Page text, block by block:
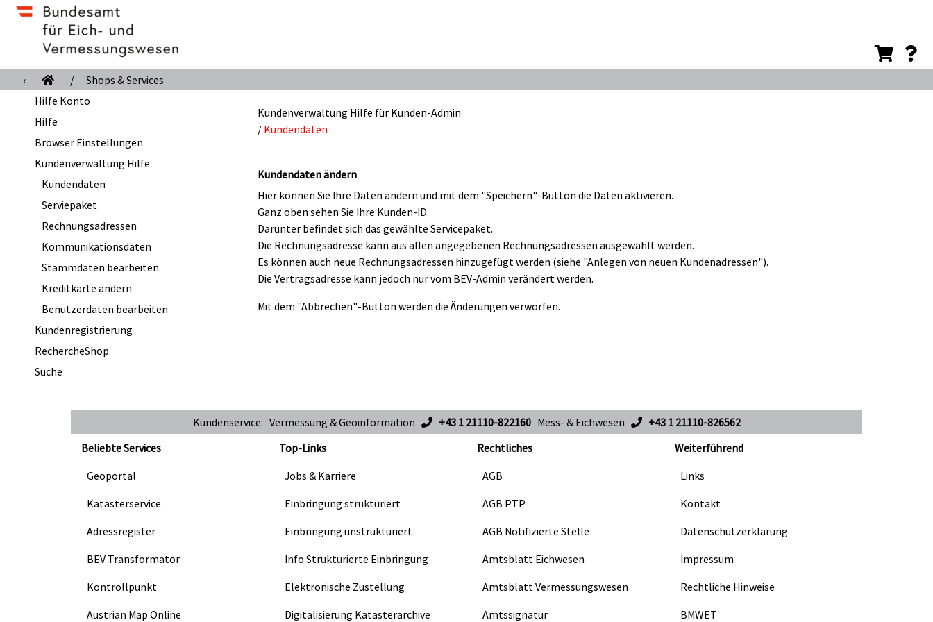
‹ /
Shops & Services
Hilfe Konto
Hilfe
Browser Einstellungen
Kundenverwaltung Hilfe
Kundendaten
Serviepaket
Rechnungsadressen
Kommunikationsdaten
Stammdaten bearbeiten
Kreditkarte ändern
Benutzerdaten bearbeiten
Kundenregistrierung
RechercheShop
Suche
Kundenverwaltung Hilfe für Kunden-Admin
/ Kundendaten
Kundendaten ändern
Hier können Sie Ihre Daten ändern und mit dem "Speichern"-Button die Daten aktivieren.
Ganz oben sehen Sie Ihre Kunden-ID.
Darunter befindet sich das gewählte Servicepaket.
Die Rechnungsadresse kann aus allen angegebenen Rechnungsadressen ausgewählt werden.
Es können auch neue Rechnungsadressen hinzugefügt werden (siehe "Anlegen von neuen Kundenadressen").
Die Vertragsadresse kann jedoch nur vom BEV-Admin verändert werden.
Mit dem "Abbrechen"-Button werden die Änderungen verworfen.
Kundenservice: Vermessung & Geoinformation +43 1 21110-822160Mess- & Eichwesen
+43 1 21110-826562
Beliebte Services
Top-Links Rechtliches
Weiterführend
Geoportal
Jobs & Karriere AGB
Links
Katasterservice
Einbringung strukturiert AGB PTP
Kontakt
Adressregister
Einbringung unstrukturiert AGB Notifizierte Stelle
Datenschutzerklärung
BEV Transformator
Info Strukturierte Einbringung Amtsblatt Eichwesen
Impressum
Kontrollpunkt
Elektronische Zustellung Amtsblatt Vermessungswesen
Rechtliche Hinweise
Austrian Map Online
Digitalisierung Katasterarchive Amtssignatur BMWET